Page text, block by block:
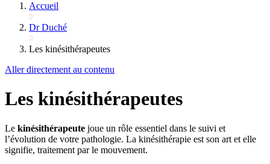
Accueil
Dr Duché
Les kinésithérapeutes
Aller directement au contenu
Les kinésithérapeutes
Le kinésithérapeute joue un rôle essentiel dans le suivi et
l’évolution de votre pathologie. La kinésithérapie est son art et elle
signifie, traitement par le mouvement.